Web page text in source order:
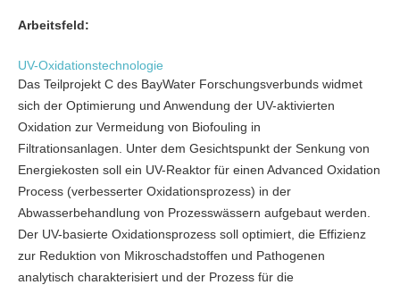
Arbeitsfeld:
UV-Oxidationstechnologie
Das Teilprojekt C des BayWater Forschungsverbunds widmet
sich der Optimierung und Anwendung der UV-aktivierten
Oxidation zur Vermeidung von Biofouling in
Filtrationsanlagen. Unter dem Gesichtspunkt der Senkung von
Energiekosten soll ein UV-Reaktor für einen Advanced Oxidation
Process (verbesserter Oxidationsprozess) in der
Abwasserbehandlung von Prozesswässern aufgebaut werden.
Der UV-basierte Oxidationsprozess soll optimiert, die Effizienz
zur Reduktion von Mikroschadstoffen und Pathogenen
analytisch charakterisiert und der Prozess für die